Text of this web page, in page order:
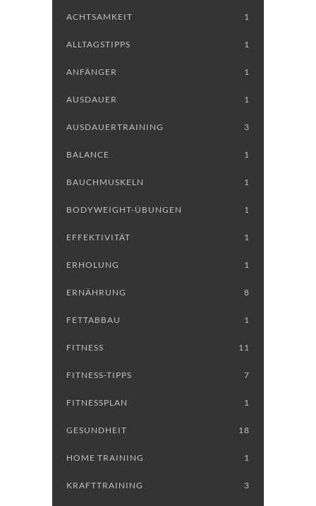
ACHTSAMKEIT 1
ALLTAGSTIPPS 1
ANFÄNGER 1
AUSDAUER 1
AUSDAUERTRAINING 3
BALANCE 1
BAUCHMUSKELN 1
BODYWEIGHT-ÜBUNGEN 1
EFFEKTIVITÄT 1
ERHOLUNG 1
ERNÄHRUNG 8
FETTABBAU 1
FITNESS 11
FITNESS-TIPPS 7
FITNESSPLAN 1
GESUNDHEIT 18
HOME TRAINING 1
KRAFTTRAINING 3